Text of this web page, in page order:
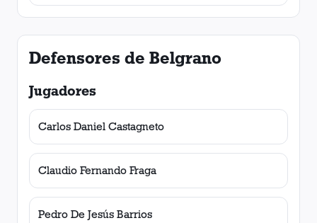
Defensores de Belgrano
Jugadores
Carlos Daniel Castagneto
Claudio Fernando Fraga
Pedro De Jesús Barrios